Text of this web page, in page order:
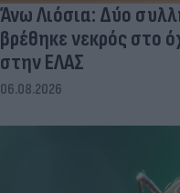
Άνω Λιόσια: Δύο
βρέθηκε νεκρός στο
στην ΕΛΑΣ
06.08.2026